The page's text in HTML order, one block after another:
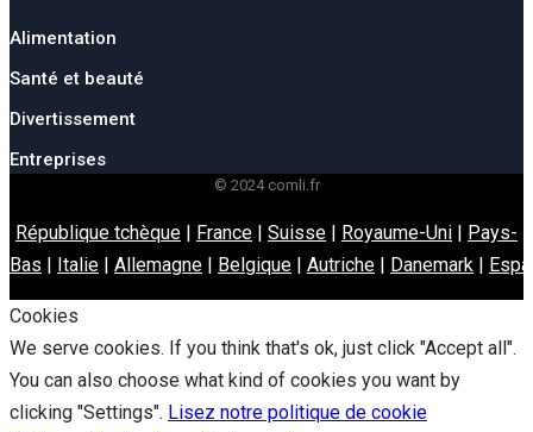
Alimentation
Santé et beauté
Divertissement
Entreprises
© 2024 comli.fr
République tchèque France Suisse Royaume-Uni
Pays-
Bas
Italie Allemagne Belgique Autriche Danemark
Cookies
We serve cookies. If you think that's ok, just click "Accept all".
You can also choose what kind of cookies you want by
clicking "Settings". Lisez notre politique de cookie